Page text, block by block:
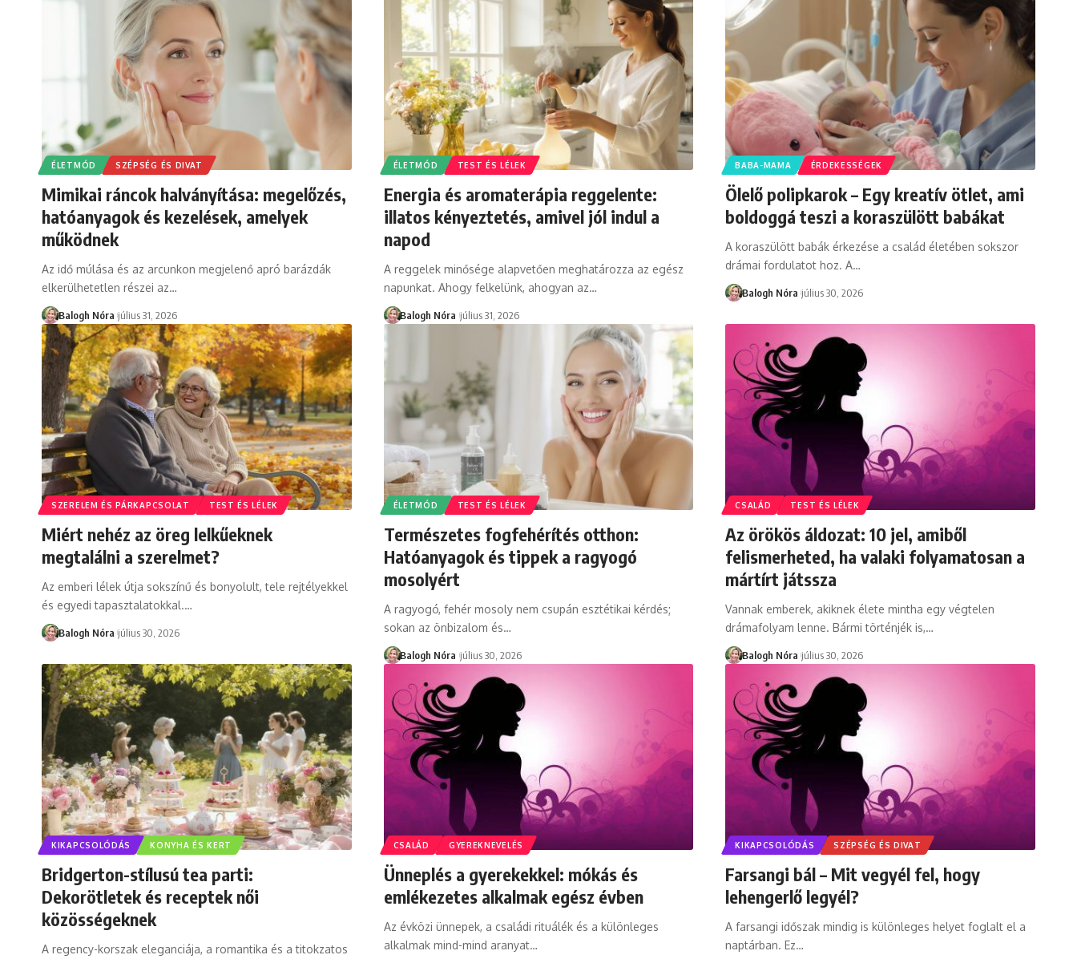
ÉLETMÓD SZÉPSÉG ÉS DIVAT
Mimikai ráncok halványítása: megelőzés,
hatóanyagok és kezelések, amelyek
működnek
Az idő múlása és az arcunkon megjelenő apró barázdák
elkerülhetetlen részei az…
Balogh Nóra július 31, 2026
ÉLETMÓD TEST ÉS LÉLEK
Energia és aromaterápia reggelente:
illatos kényeztetés, amivel jól indul a
napod
A reggelek minősége alapvetően meghatározza az egész
napunkat. Ahogy felkelünk, ahogyan az…
Balogh Nóra július 31, 2026
BABA-MAMA ÉRDEKESSÉGEK
Ölelő polipkarok – Egy kreatív ötlet, ami
boldoggá teszi a koraszülött babákat
A koraszülött babák érkezése a család életében sokszor
drámai fordulatot hoz. A…
Balogh Nóra július 30, 2026
SZERELEM ÉS PÁRKAPCSOLAT TEST ÉS LÉLEK
Miért nehéz az öreg lelkűeknek
megtalálni a szerelmet?
Az emberi lélek útja sokszínű és bonyolult, tele rejtélyekkel
és egyedi tapasztalatokkal.…
Balogh Nóra július 30, 2026
ÉLETMÓD TEST ÉS LÉLEK
Természetes fogfehérítés otthon:
Hatóanyagok és tippek a ragyogó
mosolyért
A ragyogó, fehér mosoly nem csupán esztétikai kérdés;
sokan az önbizalom és…
Balogh Nóra július 30, 2026
CSALÁD TEST ÉS LÉLEK
Az örökös áldozat: 10 jel, amiből
felismerheted, ha valaki folyamatosan a
mártírt játssza
Vannak emberek, akiknek élete mintha egy végtelen
drámafolyam lenne. Bármi történjék is,…
Balogh Nóra július 30, 2026
KIKAPCSOLÓDÁS KONYHA ÉS KERT
Bridgerton-stílusú tea parti:
Dekorötletek és receptek női
közösségeknek
A regency-korszak eleganciája, a romantika és a titokzatos
CSALÁD GYEREKNEVELÉS
Ünneplés a gyerekekkel: mókás és
emlékezetes alkalmak egész évben
Az évközi ünnepek, a családi rituálék és a különleges
alkalmak mind-mind aranyat…
KIKAPCSOLÓDÁS SZÉPSÉG ÉS DIVAT
Farsangi bál – Mit vegyél fel, hogy
lehengerlő legyél?
A farsangi időszak mindig is különleges helyet foglalt el a
naptárban. Ez…